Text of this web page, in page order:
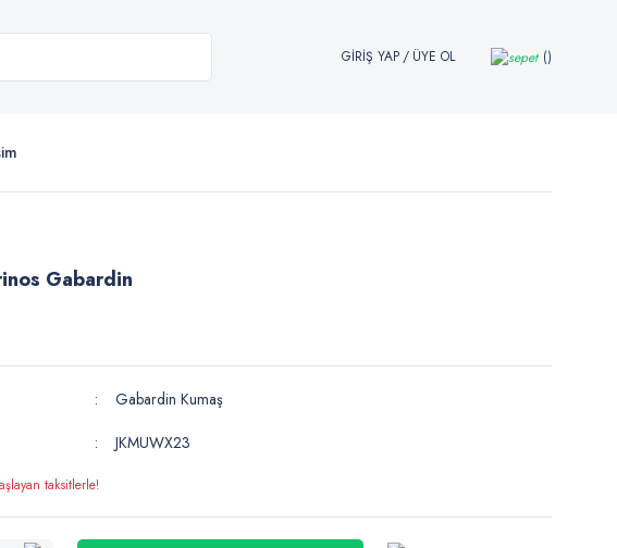
GİRİŞ YAP/ ÜYE OL
Gabardin
Gabardin Kumaş
JKMUWX23
taksitlerle!